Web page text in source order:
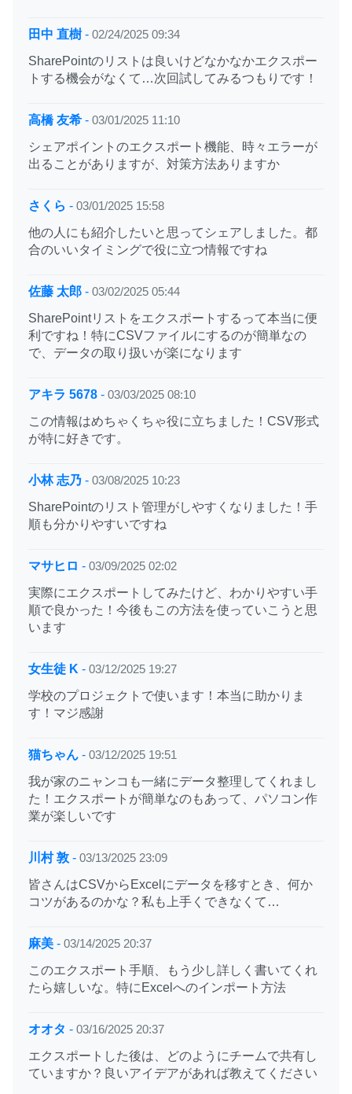
田中 直樹 - 02/24/2025 09:34
SharePointのリストは良いけどなかなかエクスポー
トする機会がなくて…次回試してみるつもりです！
高橋 友希 - 03/01/2025 11:10
シェアポイントのエクスポート機能、時々エラーが
出ることがありますが、対策方法ありますか
さくら - 03/01/2025 15:58
他の人にも紹介したいと思ってシェアしました。都
合のいいタイミングで役に立つ情報ですね
佐藤 太郎 - 03/02/2025 05:44
SharePointリストをエクスポートするって本当に便
利ですね！特にCSVファイルにするのが簡単なの
で、データの取り扱いが楽になります
アキラ 5678 - 03/03/2025 08:10
この情報はめちゃくちゃ役に立ちました！CSV形式
が特に好きです。
小林 志乃 - 03/08/2025 10:23
SharePointのリスト管理がしやすくなりました！手
順も分かりやすいですね
マサヒロ - 03/09/2025 02:02
実際にエクスポートしてみたけど、わかりやすい手
順で良かった！今後もこの方法を使っていこうと思
います
女生徒 K - 03/12/2025 19:27
学校のプロジェクトで使います！本当に助かりま
す！マジ感謝
猫ちゃん - 03/12/2025 19:51
我が家のニャンコも一緒にデータ整理してくれまし
た！エクスポートが簡単なのもあって、パソコン作
業が楽しいです
川村 敦 - 03/13/2025 23:09
皆さんはCSVからExcelにデータを移すとき、何か
コツがあるのかな？私も上手くできなくて…
麻美 - 03/14/2025 20:37
このエクスポート手順、もう少し詳しく書いてくれ
たら嬉しいな。特にExcelへのインポート方法
オオタ - 03/16/2025 20:37
エクスポートした後は、どのようにチームで共有し
ていますか？良いアイデアがあれば教えてください